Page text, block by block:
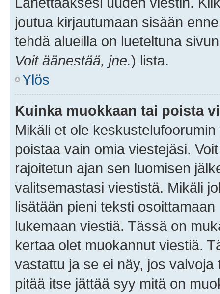
joutua kirjautumaan sisään
tehdä alueilla on lueteltuna
Voit äänestää, jne.) lista.
Ylös
Kuinka muokkaan tai poista
Mikäli et ole
poistaa vain omia viestejäsi.
rajoitetun ajan sen luomisen
valitsemastasi viestistä. Mikäli
lisätään pieni teksti
lukemaan viestiä. Tässä on
kertaa olet muokannut viestiä.
vastattu ja se ei näy, jos
pitää itse jättää syy mitä on